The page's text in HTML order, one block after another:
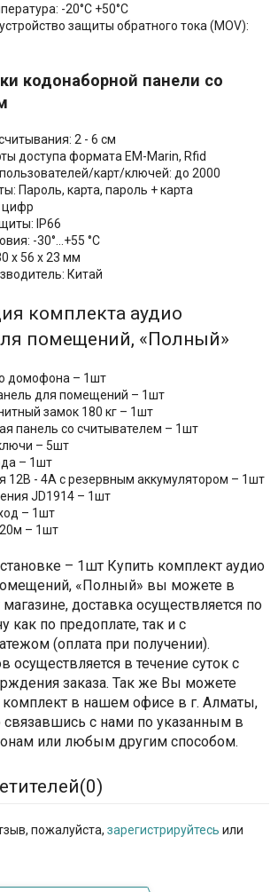
-20°C +50°С
защиты обратного тока (MOV):
кодонаборной панели со
2 - 6 см
доступа формата EM-Marin, Rfid
карт/ключей: до 2000
Пароль, карта, пароль + карта
цифр
IP66
-30°...+55 °С
х 56 х 23 мм
Китай
комплекта аудио
помещений, «Полный»
домофона – 1шт
для помещений – 1шт
замок 180 кг – 1шт
панель со считывателем – 1шт
– 5шт
– 1шт
12В - 4А с резервным аккумулятором – 1шт
JD1914 – 1шт
– 1шт
– 1шт
– 1шт Купить комплект аудио
«Полный» вы можете в
доставка осуществляется по
как по предоплате, так и с
(оплата при получении).
осуществляется в течение суток с
заказа. Так же Вы можете
комплект в нашем офисе в г. Алматы,
связавшись с нами по указанным в
или любым другим способом.
0)
пожалуйста, зарегистрируйтесь или